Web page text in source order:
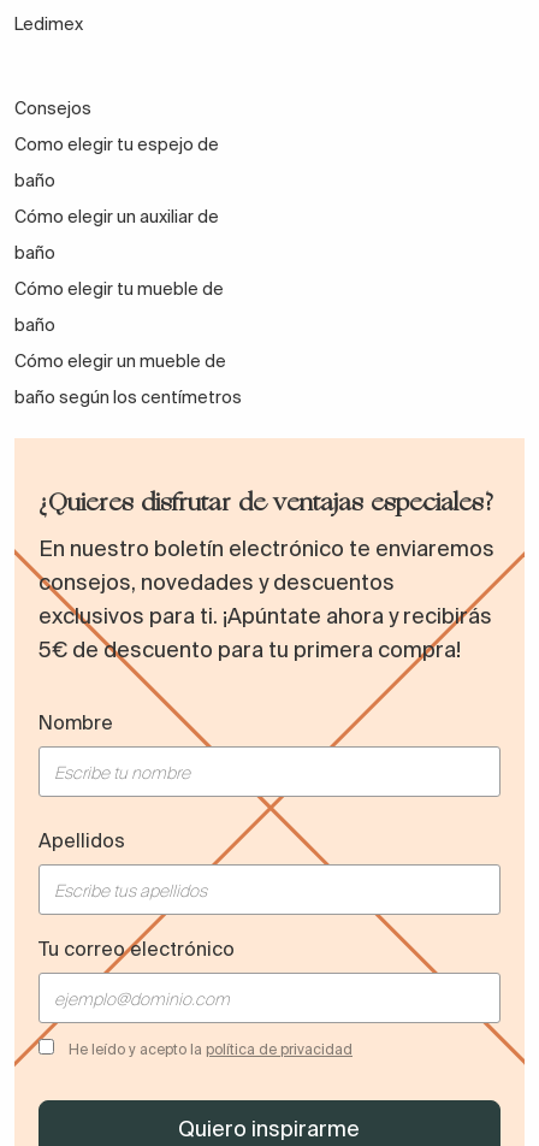
Ledimex
Consejos
Como elegir tu espejo de
baño
Cómo elegir un auxiliar de
baño
Cómo elegir tu mueble de
baño
Cómo elegir un mueble de
baño según los centímetros
¿Quieres disfrutar de ventajas especiales?
En nuestro boletín electrónico te enviaremos
consejos, novedades y descuentos
exclusivos para ti. ¡Apúntate ahora y recibirás
5€ de descuento para tu primera compra!
Nombre
Apellidos
Tu correo electrónico
He leído y acepto la política de privacidad